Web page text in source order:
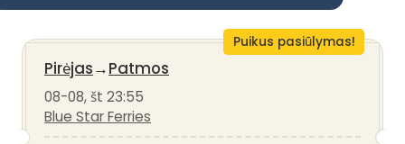
Puikus pasiūlymas!
Pirėjas→Patmos
08-08, št 23:55
Blue Star Ferries